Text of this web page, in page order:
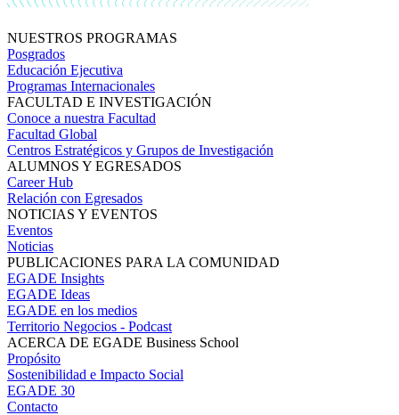
NUESTROS PROGRAMAS
Posgrados
Educación Ejecutiva
Programas Internacionales
FACULTAD E INVESTIGACIÓN
Conoce a nuestra Facultad
Facultad Global
Centros Estratégicos y Grupos de Investigación
ALUMNOS Y EGRESADOS
Career Hub
Relación con Egresados
NOTICIAS Y EVENTOS
Eventos
Noticias
PUBLICACIONES PARA LA COMUNIDAD
EGADE Insights
EGADE Ideas
EGADE en los medios
Territorio Negocios - Podcast
ACERCA DE EGADE Business School
Propósito
Sostenibilidad e Impacto Social
EGADE 30
Contacto